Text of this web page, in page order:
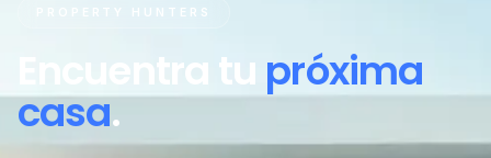
PROPERTY HUNTERS
Encuentra tu próxima
casa.